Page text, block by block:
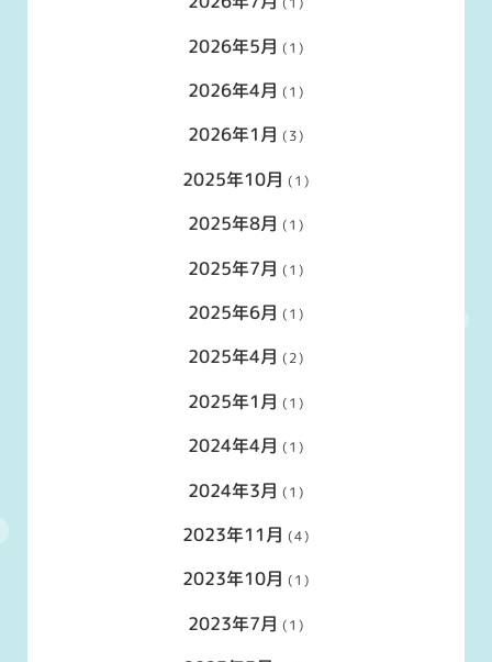
2026年5月 (1)
2026年4月 (1)
2026年1月 (3)
2025年10月 (1)
2025年8月 (1)
2025年7月 (1)
2025年6月 (1)
2025年4月 (2)
2025年1月 (1)
2024年4月 (1)
2024年3月 (1)
2023年11月 (4)
2023年10月 (1)
2023年7月 (1)